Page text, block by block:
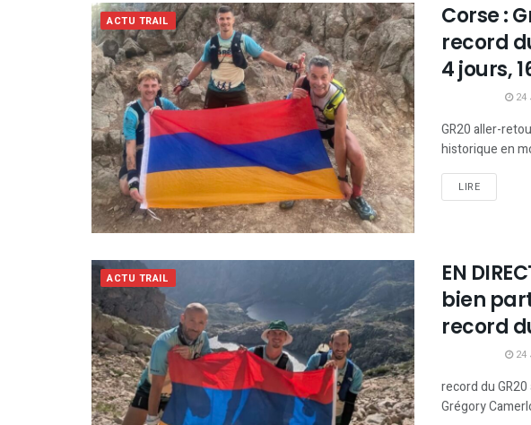
ACTU TRAIL
Corse :
record
4 jours,
24
GR20 aller-
historique en
LIRE
ACTU TRAIL
EN
bien
record
24
record du
Grégory